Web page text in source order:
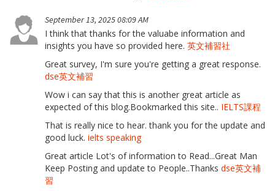
September 13, 2025 08:09 AM
I think that thanks for the valuabe information and
insights you have so provided here. 英文補習社
Great survey, I'm sure you're getting a great response.
dse英文補習
Wow i can say that this is another great article as
expected of this blog.Bookmarked this site.. IELTS課程
That is really nice to hear. thank you for the update and
good luck. ielts speaking
Great article Lot's of information to Read...Great Man
Keep Posting and update to People..Thanks dse英文補
習